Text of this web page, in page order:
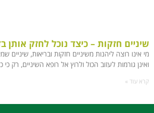
שיניים חזקות – כיצד נוכל לחזק אותן
מי אינו רוצה ליהנות משיניים חזקות ובריאות, שיניים
ואינן גורמות לעזוב הכול ולרוץ אל רופא השיניים, רק
קרא עוד »